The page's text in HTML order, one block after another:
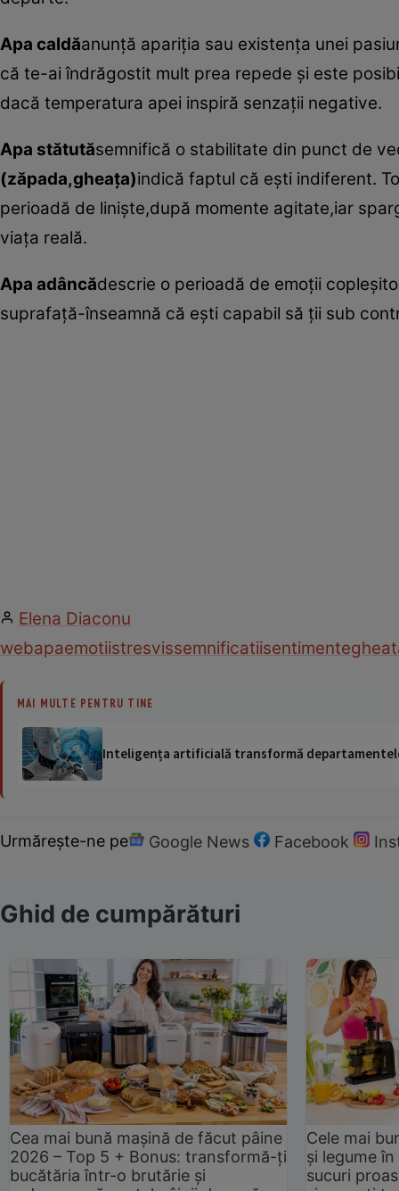
Apa caldăanunţă apariţia sau existenţa unei
că te-ai îndrăgostit mult prea repede şi este
dacă temperatura apei inspiră senzaţii negative.
Apa stătutăsemnifică o stabilitate din punct de
(zăpada,gheaţa)indică faptul că eşti indiferent.
perioadă de linişte,după momente agitate,iar
viaţa reală.
Apa adâncădescrie o perioadă de emoţii
suprafaţă-înseamnă că eşti capabil să ţii sub
Elena Diaconu
webapaemotiistresvissemnificatiisentimente
MAI MULTE PENTRU TINE
Inteligența artificială transformă
Urmărește-ne pe Google News Facebook
Ghid de cumpărături
Cea mai bună mașină de făcut pâine
2026 – Top 5 + Bonus: transformă-ți
bucătăria într-o brutărie și
Cele mai
și legume
sucuri